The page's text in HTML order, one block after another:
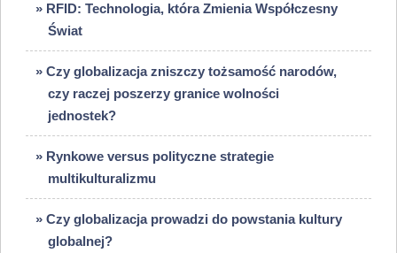
» RFID: Technologia, która Zmienia Współczesny
Świat
» Czy globalizacja zniszczy tożsamość narodów,
czy raczej poszerzy granice wolności
jednostek?
» Rynkowe versus polityczne strategie
multikulturalizmu
» Czy globalizacja prowadzi do powstania kultury
globalnej?